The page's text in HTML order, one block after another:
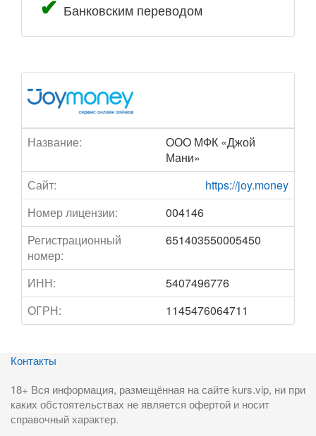
Банковским переводом
Название:
ООО МФК «Джой
Мани»
Сайт:
https://joy.money
Номер лицензии:
004146
Регистрационный
номер:
651403550005450
ИНН:
5407496776
ОГРН:
1145476064711
Контакты
18+ Вся информация, размещённая на сайте kurs.vip, ни при
каких обстоятельствах не является офертой и носит
справочный характер.